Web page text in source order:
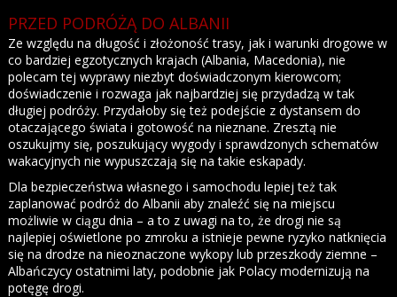
PRZED PODRÓŻĄ DO ALBANII
Ze względu na długość i złożoność trasy, jak i warunki drogowe w
co bardziej egzotycznych krajach (Albania, Macedonia), nie
polecam tej wyprawy niezbyt doświadczonym kierowcom;
doświadczenie i rozwaga jak najbardziej się przydadzą w tak
długiej podróży. Przydałoby się też podejście z dystansem do
otaczającego świata i gotowość na nieznane. Zresztą nie
oszukujmy się, poszukujący wygody i sprawdzonych schematów
wakacyjnych nie wypuszczają się na takie eskapady.
Dla bezpieczeństwa własnego i samochodu lepiej też tak
zaplanować podróż do Albanii aby znaleźć się na miejscu
możliwie w ciągu dnia – a to z uwagi na to, że drogi nie są
najlepiej oświetlone po zmroku a istnieje pewne ryzyko natknięcia
się na drodze na nieoznaczone wykopy lub przeszkody ziemne –
Albańczycy ostatnimi laty, podobnie jak Polacy modernizują na
potęgę drogi.